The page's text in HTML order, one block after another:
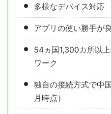
多様なデバイス対応
アプリの使い勝手が
54ヵ国1,300カ所以
ワーク
独自の接続方式で中
月時点）